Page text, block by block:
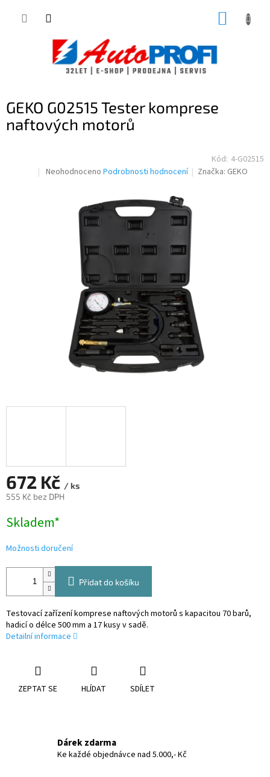
GEKO G02515 Tester komprese
naftových motorů
Kód: 4-G02515
Průměrné
hvězdiček.
Neohodnoceno Podrobnosti hodnocení Značka: GEKO
672 Kč / ks
555 Kč bez DPH
cena:
Skladem*
Možnosti doručení
Přidat do košíku
Testovací zařízení komprese naftových motorů s kapacitou 70 barů,
hadicí o délce 500 mm a 17 kusy v sadě.
Detailní informace
ZEPTAT SE HLÍDAT SDÍLET
Dárek zdarma
Ke každé objednávce nad 5.000,- Kč